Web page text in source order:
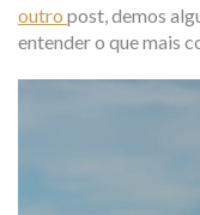
outro post, demos
entender o que mais